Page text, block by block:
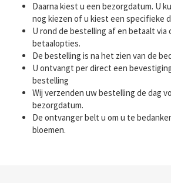
Daarna kiest u een bezorgdatum. U
nog kiezen of u kiest een specifieke
U rond de bestelling af en betaalt via
betaalopties.
De bestelling is na het zien van de
U ontvangt per direct een
bestelling
Wij verzenden uw bestelling de dag
bezorgdatum.
De ontvanger belt u om u te
bloemen.